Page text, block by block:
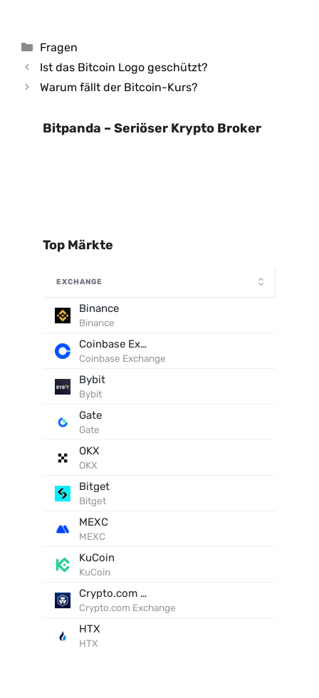
Kategorien
Fragen
Ist das Bitcoin Logo geschützt?
Warum fällt der Bitcoin-Kurs?
Bitpanda – Seriöser Krypto Broker
Top Märkte
EXCHANGE
Binance
Binance
Coinbase Exchange
Coinbase Exchange
Bybit
Bybit
Gate
Gate
OKX
OKX
Bitget
Bitget
MEXC
MEXC
KuCoin
KuCoin
Crypto.com Exchange
Crypto.com Exchange
HTX
HTX